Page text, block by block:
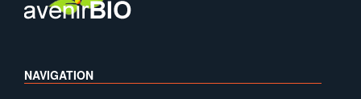
NAVIGATION